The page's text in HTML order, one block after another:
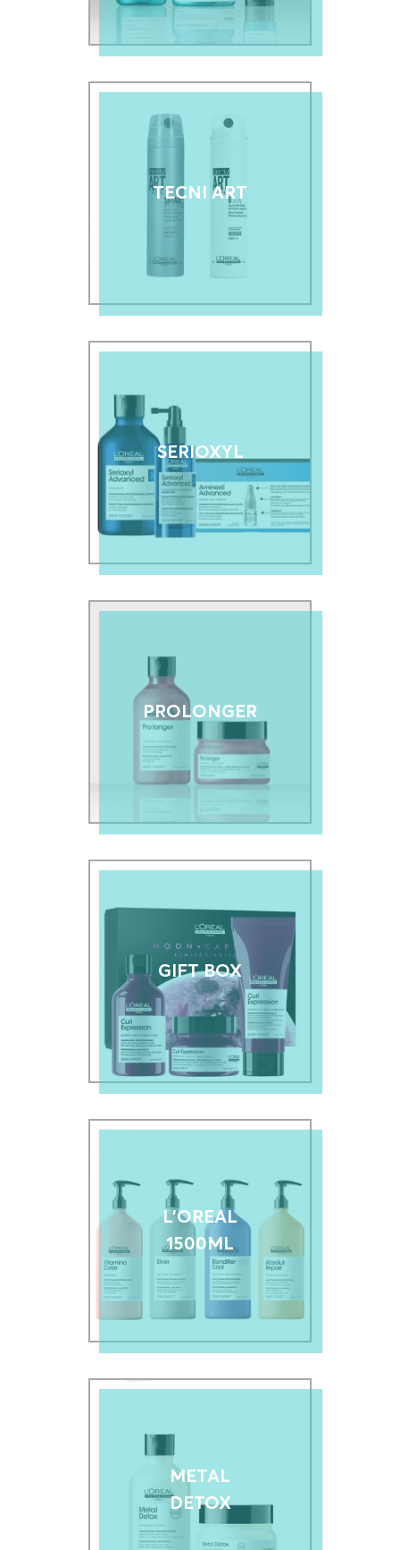
TECNI ART
SERIOXYL
PROLONGER
GIFT BOX
L'OREAL
1500ML
METAL
DETOX